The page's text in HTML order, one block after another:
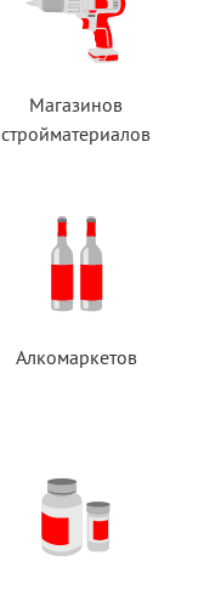
Магазинов
стройматериалов
Алкомаркетов